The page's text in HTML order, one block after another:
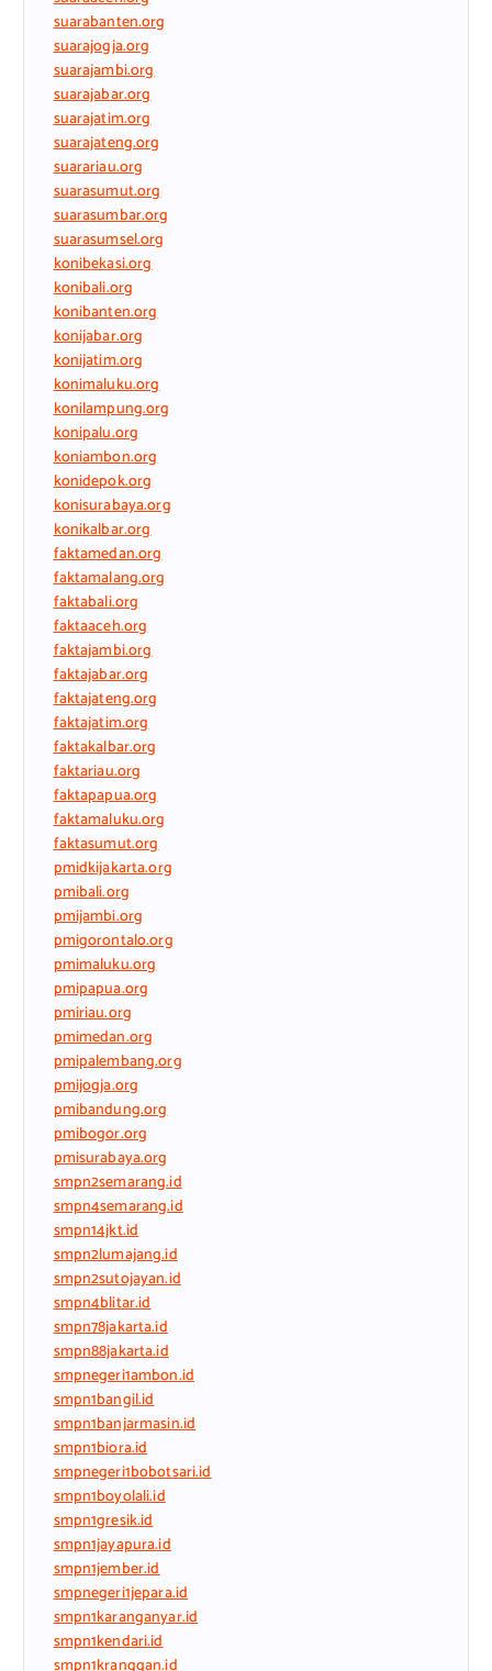
suarabanten.org
suarajogja.org
suarajambi.org
suarajabar.org
suarajatim.org
suarajateng.org
suarariau.org
suarasumut.org
suarasumbar.org
suarasumsel.org
konibekasi.org
konibali.org
konibanten.org
konijabar.org
konijatim.org
konimaluku.org
konilampung.org
konipalu.org
koniambon.org
konidepok.org
konisurabaya.org
konikalbar.org
faktamedan.org
faktamalang.org
faktabali.org
faktaaceh.org
faktajambi.org
faktajabar.org
faktajateng.org
faktajatim.org
faktakalbar.org
faktariau.org
faktapapua.org
faktamaluku.org
faktasumut.org
pmidkijakarta.org
pmibali.org
pmijambi.org
pmigorontalo.org
pmimaluku.org
pmipapua.org
pmiriau.org
pmimedan.org
pmipalembang.org
pmijogja.org
pmibandung.org
pmibogor.org
pmisurabaya.org
smpn2semarang.id
smpn4semarang.id
smpn14jkt.id
smpn2lumajang.id
smpn2sutojayan.id
smpn4blitar.id
smpn78jakarta.id
smpn88jakarta.id
smpnegeri1ambon.id
smpn1bangil.id
smpn1banjarmasin.id
smpn1biora.id
smpnegeri1bobotsari.id
smpn1boyolali.id
smpn1gresik.id
smpn1jayapura.id
smpn1jember.id
smpnegeri1jepara.id
smpn1karanganyar.id
smpn1kendari.id
smpn1kranggan.id